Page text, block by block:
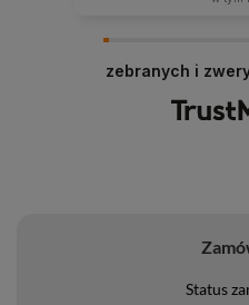
zebranych i
Status